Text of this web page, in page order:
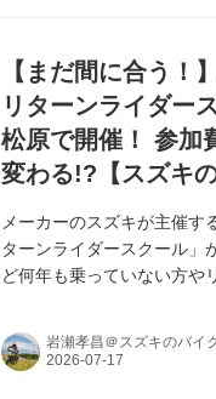
【まだ間に合う！
リターンライダー
松原で開催！ 参加
変わる!?【スズキ
メーカーのスズキが主催す
ターンライダースクール」
ど何年も乗っていない方や
岩瀬孝昌＠スズキのバイ